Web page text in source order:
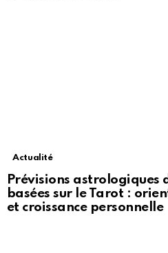
Actualité
Prévisions astrologiques
basées sur le Tarot :
et croissance personnelle